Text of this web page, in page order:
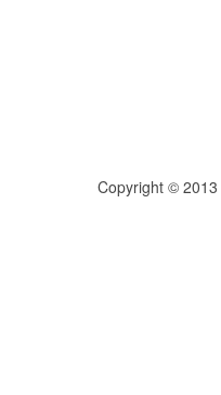
Copyright © 2013